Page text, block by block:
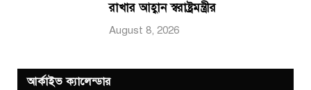
রাখার আহ্বান স্বরাষ্ট্রমন্ত্রীর
August 8, 2026
আর্কাইভ ক্যালেন্ডার